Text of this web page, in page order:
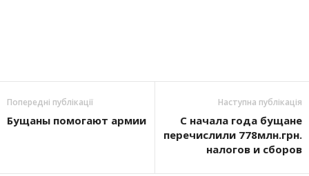
Попередні публікації
Бущаны помогают армии
Наступна публікація
С начала года бущане
перечислили 778млн.грн.
налогов и сборов